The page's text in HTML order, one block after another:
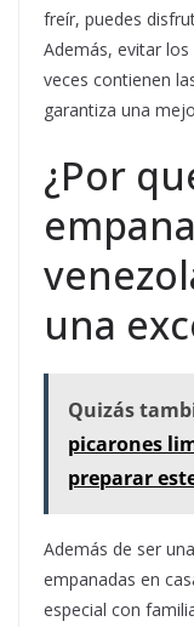
freír, puedes
Además, evitar
veces contienen
garantiza una
¿Por
una
Quizás
picarones
preparar
Además de ser
empanadas en
especial con